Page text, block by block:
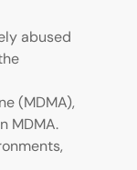
abused
(MDMA),
MDMA.